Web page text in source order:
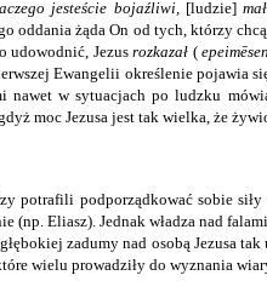
jesteście bojaźliwi, [ludzie]
oddania żąda On od tych, którzy
udowodnić, Jezusrozkazał ( epeimēsen
Ewangelii określenie pojawia
nawet w sytuacjach po ludzku
moc Jezusa jest tak wielka, że
potrafili podporządkować sobie
(np. Eliasz). Jednak władza nad
zadumy nad osobą Jezusa
wielu prowadziły do wyznania